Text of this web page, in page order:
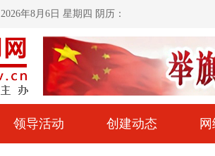
2026年8月6日 星期四 阴历：
领导活动 创建动态